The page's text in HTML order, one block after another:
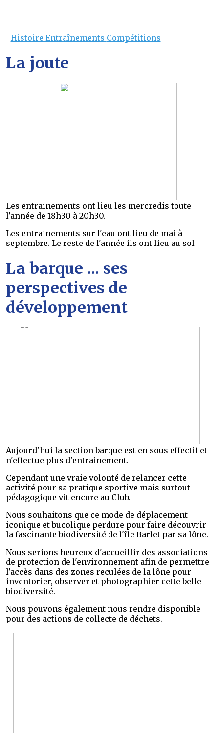
Histoire Entraînements Compétitions
La joute
Les entrainements ont lieu les mercredis toute
l'année de 18h30 à 20h30.
Les entrainements sur l'eau ont lieu de mai à
septembre. Le reste de l'année ils ont lieu au sol
La barque ... ses
perspectives de
développement
Aujourd'hui la section barque est en sous effectif et
n'effectue plus d'entrainement.
Cependant une vraie volonté de relancer cette
activité pour sa pratique sportive mais surtout
pédagogique vit encore au Club.
Nous souhaitons que ce mode de déplacement
iconique et bucolique perdure pour faire découvrir
la fascinante biodiversité de l'île Barlet par sa lône.
Nous serions heureux d'accueillir des associations
de protection de l'environnement afin de permettre
l'accès dans des zones reculées de la lône pour
inventorier, observer et photographier cette belle
biodiversité.
Nous pouvons également nous rendre disponible
pour des actions de collecte de déchets.